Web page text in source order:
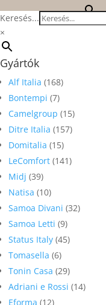
Keresés...
×
Gyártók
Alf Italia (168)
Bontempi (7)
Camelgroup (15)
Ditre Italia (157)
Domitalia (15)
LeComfort (141)
Midj (39)
Natisa (10)
Samoa Divani (32)
Samoa Letti (9)
Status Italy (45)
Tomasella (6)
Tonin Casa (29)
Adriani e Rossi (14)
Eforma (12)